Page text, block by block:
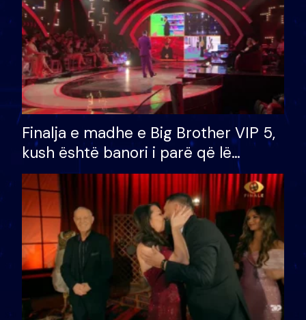
Finalja e madhe e Big Brother VIP 5,
kush është banori i parë që lë
shtëpinë dhe humb mundësinë për
të fituar çmimin e madh